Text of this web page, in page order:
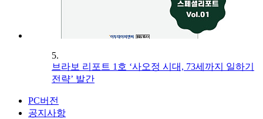
5.
브라보 리포트 1호 ‘사오정 시대, 73세까지 일하기
전략’ 발간
PC버전
공지사항